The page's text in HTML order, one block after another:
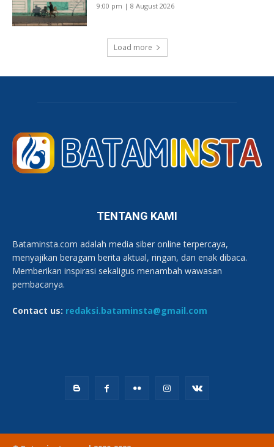
9:00 pm | 8 August 2026
Load more
TENTANG KAMI
Bataminsta.com adalah media siber online terpercaya,
menyajikan beragam berita aktual, ringan, dan enak dibaca.
Memberikan inspirasi sekaligus menambah wawasan
pembacanya.
Contact us: redaksi.bataminsta@gmail.com